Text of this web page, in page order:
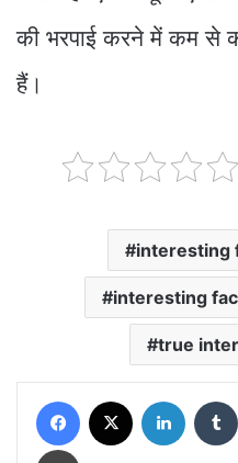
की भरपाई करने में कम से
हैं।
interesting
interesting
true
Facebook LinkedIn
Print